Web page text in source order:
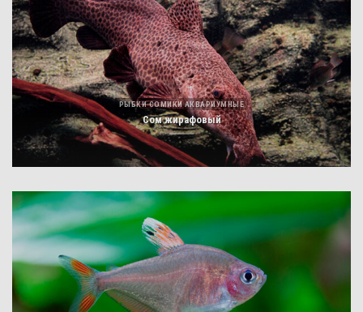
РЫБКИ СОМИКИ АКВАРИУМНЫЕ
Сом жирафовый